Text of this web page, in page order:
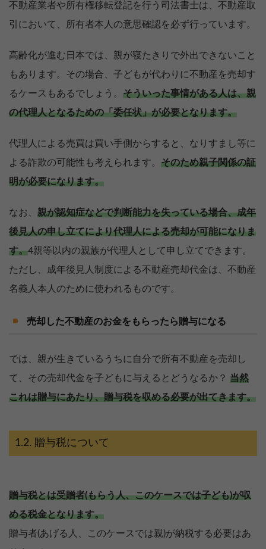
不動産業者や所有権移転登記を行う司法書士は、不動産取
引において、所有者本人の意思確認を必ず行っています。
高齢化が進む日本では、親が寝たきりで外出できないこと
もあります。その場合、子どもが代わりに不動産を売却す
るケースもあるでしょう。 そういった事情がある人は、親
の代理人となるための「委任状」が必要となります。
代理人による売買は買い手側からすると、なりすまし等に
よる詐欺の可能性も考えられます。 そのため親子関係の証
明が必要になります。
なお、 親が認知症などで判断能力を失っている場合、成年
後見人の申し立てにより代理人による売却が可能になりま
す。4親等以内の親族が代理人として申し立てできます。
ただし、成年後見人制度による不動産売却代金は、不動産
名義人本人のために使われるものです。
売却した不動産のお金をもらったら贈与になる
では、親が生きているうちに自分で所有不動産を売却し
て、その売却代金を子どもに与えるとどうなるか？ 当然
これは贈与にあたり、贈与税を収める必要が出てきます。
贈与税について
贈与税とは受贈者(もらう人、このケースでは子ども)が収
める税金となります。
贈与者(あげる人、このケースでは親)が納税する必要はあ